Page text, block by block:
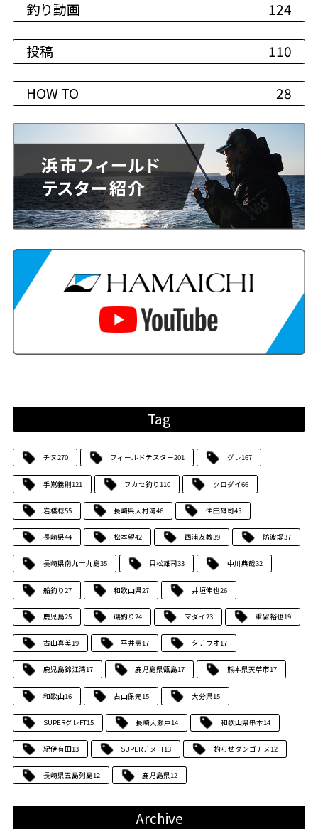
釣り動画 124
投稿 110
HOW TO 28
Tag
チヌ270 フィールドテスター201 グレ167
手嶌義則121 フカセ釣り 110 クロダイ66
岩橋稔55 長崎県大村湾46 住田雄司45
長崎県44 松本望42 西浦友教39 防波堤37
長崎県南九十九島35 只松雄司33 中川典哉32
船釣り27 和歌山県27 井垣伸也26
鹿児島25 磯釣り24 マダイ23 重留裕也19
古山真美19 平井憲17 タチウオ17
鹿児島錦江湾17 鹿児島県甑島17 熊本県天草市17
和歌山16 古山保元15 大分県15
SUPERグレFT15 長崎大瀬戸14 和歌山県串本14
紀伊有田13 SUPERチヌFT13 釣らせダンゴチヌ12
長崎県五島列島12 鹿児島県12
Archive